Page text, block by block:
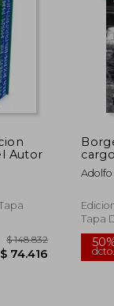
$ 255.124
Autor
Adolfo
Tapa